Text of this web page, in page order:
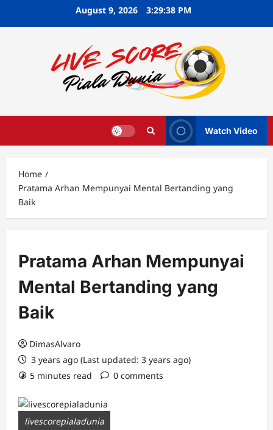
August 9, 2026 3:29:39 PM
Watch Video
Home
Pratama Arhan Mempunyai Mental Bertanding yang
Baik
Pratama Arhan Mempunyai
Mental Bertanding yang
Baik
DimasAlvaro
3 years ago (Last updated: 3 years ago)
5 minutes read
0 comments
livescorepialadunia